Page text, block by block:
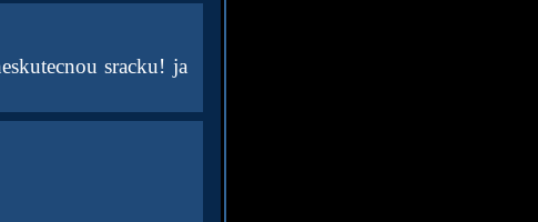
sracku! ja